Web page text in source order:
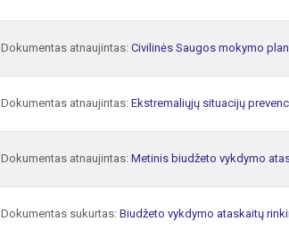
Dokumentas atnaujintas: Civilinės Saugos mokymo
Dokumentas atnaujintas: Ekstremaliųjų situacijų
Dokumentas atnaujintas: Metinis biudžeto vykdymo
Dokumentas sukurtas: Biudžeto vykdymo ataskaitų